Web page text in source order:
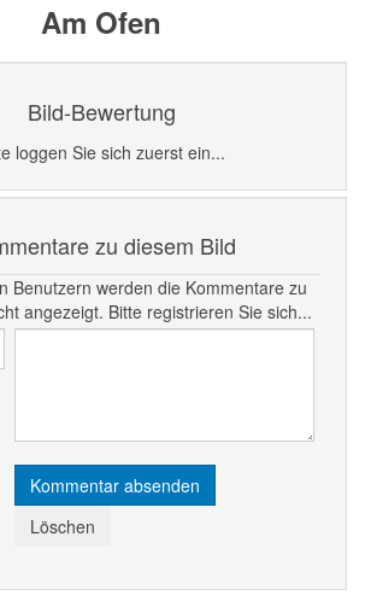
Am Ofen
Bild-Bewertung
loggen Sie sich zuerst ein...
zu diesem Bild
Benutzern werden die Kommentare zu
angezeigt. Bitte registrieren Sie sich...